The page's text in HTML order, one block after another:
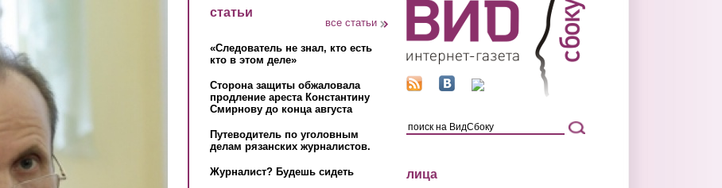
статьи
все статьи
«Следователь не знал, кто есть
кто в этом деле»
Сторона защиты обжаловала
продление ареста Константину
Смирнову до конца августа
Путеводитель по уголовным
делам рязанских журналистов.
Журналист? Будешь сидеть лица